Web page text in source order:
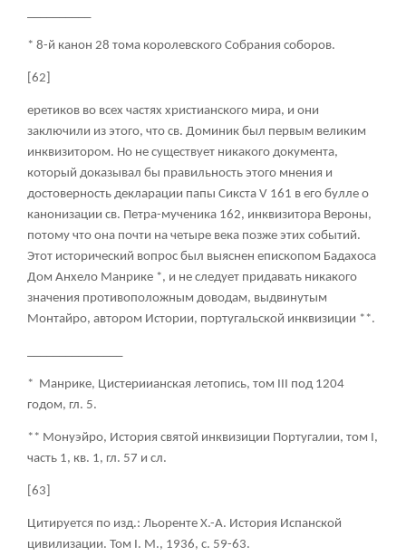
* 8-й канон 28 тома королевского Собрания соборов.
[62]
еретиков во всех частях христианского мира, и они
заключили из этого, что св. Доминик был первым великим
инквизитором. Но не существует никакого документа,
который доказывал бы правильность этого мнения и
достоверность декларации папы Сикста V 161 в его булле о
канонизации св. Петра-мученика 162, инквизитора Вероны,
потому что она почти на четыре века позже этих событий.
Этот исторический вопрос был выяснен епископом Бадахоса
Дом Анхело Манрике *, и не следует придавать никакого
значения противоположным доводам, выдвинутым
Монтайро, автором Истории, португальской инквизиции **.
* Манрике, Цистериианская летопись, том III под 1204
годом, гл. 5.
** Монуэйро, История святой инквизиции Португалии, том I,
часть 1, кв. 1, гл. 57 и сл.
[63]
Цитируется по изд.: Льоренте Х.-А. История Испанской
цивилизации. Том I. М., 1936, с. 59-63.